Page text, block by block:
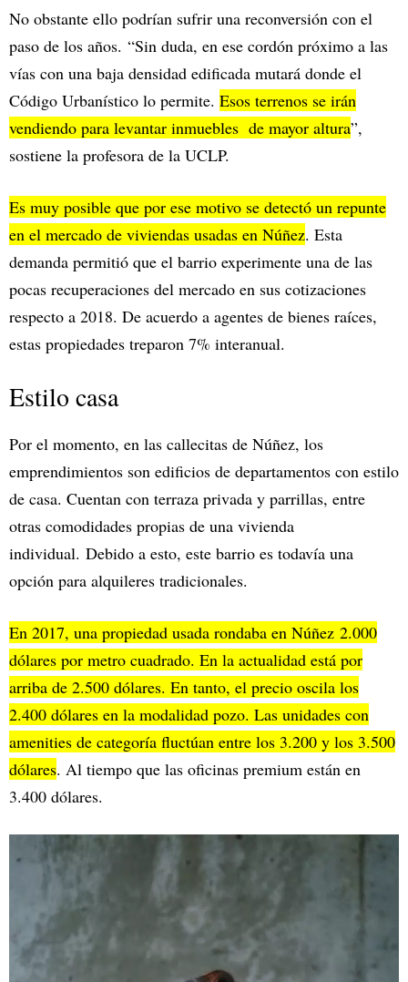
No obstante ello podrían sufrir una reconversión con el
paso de los años. “Sin duda, en ese cordón próximo a las
vías con una baja densidad edificada mutará donde el
Código Urbanístico lo permite. Esos terrenos se irán
vendiendo para levantar inmuebles de mayor altura”,
sostiene la profesora de la UCLP.
Es muy posible que por ese motivo se detectó un repunte
en el mercado de viviendas usadas en Núñez. Esta
demanda permitió que el barrio experimente una de las
pocas recuperaciones del mercado en sus cotizaciones
respecto a 2018. De acuerdo a agentes de bienes raíces,
estas propiedades treparon 7% interanual.
Estilo casa
Por el momento, en las callecitas de Núñez, los
emprendimientos son edificios de departamentos con estilo
de casa. Cuentan con terraza privada y parrillas, entre
otras comodidades propias de una vivienda
individual. Debido a esto, este barrio es todavía una
opción para alquileres tradicionales.
En 2017, una propiedad usada rondaba en Núñez 2.000
dólares por metro cuadrado. En la actualidad está por
arriba de 2.500 dólares. En tanto, el precio oscila los
2.400 dólares en la modalidad pozo. Las unidades con
amenities de categoría fluctúan entre los 3.200 y los 3.500
dólares. Al tiempo que las oficinas premium están en
3.400 dólares.